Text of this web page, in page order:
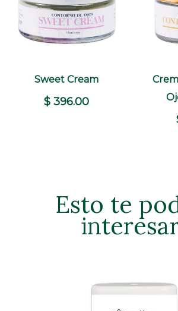
+ COMPRAR
Sweet Cream
$ 396.00
Esto te